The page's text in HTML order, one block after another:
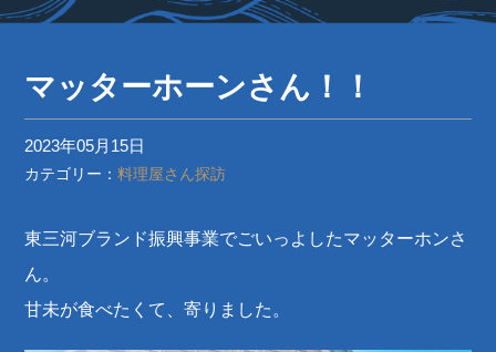
マッターホーンさん！！
2023年05月15日
カテゴリー：料理屋さん探訪
東三河ブランド振興事業でごいっよしたマッターホンさ
ん。
甘未が食べたくて、寄りました。